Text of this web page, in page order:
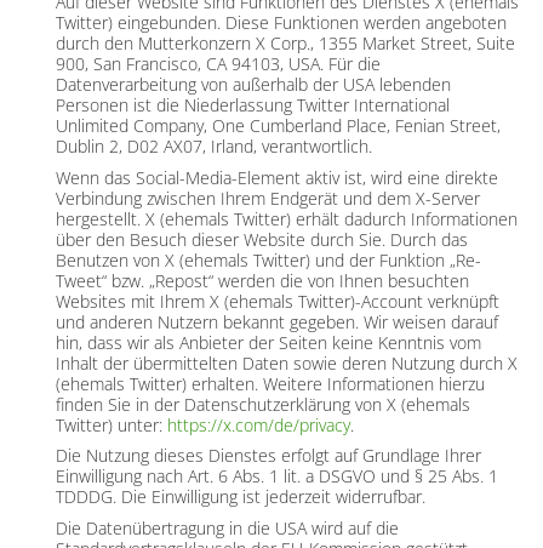
Twitter) eingebunden. Diese Funktionen werden angeboten
durch den Mutterkonzern X Corp., 1355 Market Street, Suite
900, San Francisco, CA 94103, USA. Für die
Datenverarbeitung von außerhalb der USA lebenden
Personen ist die Niederlassung Twitter International
Unlimited Company, One Cumberland Place, Fenian Street,
Dublin 2, D02 AX07, Irland, verantwortlich.
Wenn das Social-Media-Element aktiv ist, wird eine direkte
Verbindung zwischen Ihrem Endgerät und dem X-Server
hergestellt. X (ehemals Twitter) erhält dadurch Informationen
über den Besuch dieser Website durch Sie. Durch das
Benutzen von X (ehemals Twitter) und der Funktion „Re-
Tweet“ bzw. „Repost“ werden die von Ihnen besuchten
Websites mit Ihrem X (ehemals Twitter)-Account verknüpft
und anderen Nutzern bekannt gegeben. Wir weisen darauf
hin, dass wir als Anbieter der Seiten keine Kenntnis vom
Inhalt der übermittelten Daten sowie deren Nutzung durch X
(ehemals Twitter) erhalten. Weitere Informationen hierzu
finden Sie in der Datenschutzerklärung von X (ehemals
Twitter) unter: https://x.com/de/privacy.
Die Nutzung dieses Dienstes erfolgt auf Grundlage Ihrer
Einwilligung nach Art. 6 Abs. 1 lit. a DSGVO und § 25 Abs. 1
TDDDG. Die Einwilligung ist jederzeit widerrufbar.
Die Datenübertragung in die USA wird auf die